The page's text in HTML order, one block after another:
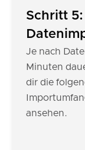
Schritt
Je nach
Minuten
dir die
ansehen.